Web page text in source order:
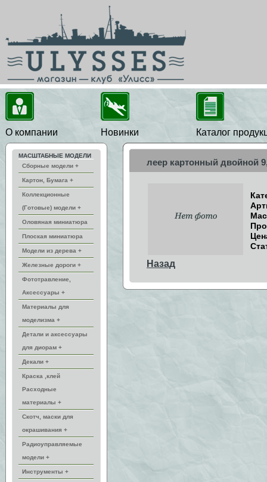
О компании Новинки Каталог
МАСШТАБНЫЕ МОДЕЛИ
Сборные модели +
Картон, Бумага +
Коллекционные
(Готовые) модели +
Оловяная миниатюра
Плоская миниатюра
Модели из дерева +
Железные дороги +
Фототравление,
Аксессуары +
Материалы для
моделизма +
Детали и аксессуары
для диорам +
Декали +
Краска ,клей
Расходные
материалы +
Скотч, маски для
окрашивания +
Радиоуправляемые
модели +
Инструменты +
леер картонный двойной
Назад